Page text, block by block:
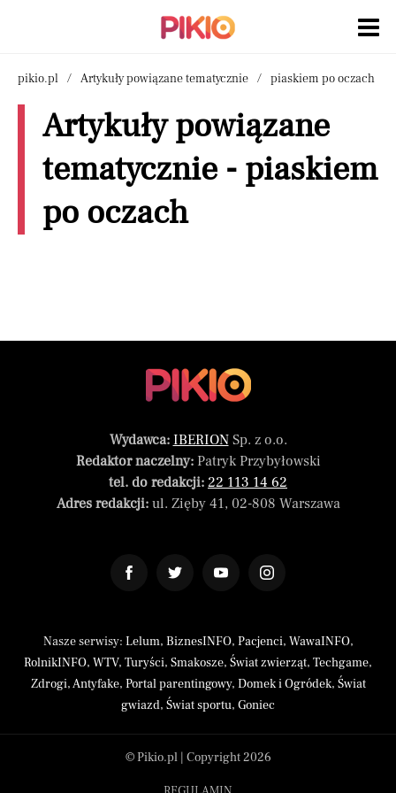
pikio.pl Artykuły powiązane tematycznie piaskiem po oczach
Artykuły powiązane
tematycznie - piaskiem
po oczach
Wydawca: IBERIONSp. z o.o.
Redaktor naczelny:Patryk Przybyłowski
tel. do redakcji: 22 113 14 62
Adres redakcji:ul. Zięby 41, 02-808 Warszawa
Nasze serwisy: Lelum, BiznesINFO, Pacjenci, WawaINFO,
RolnikINFO, WTV, Turyści, Smakosze, Świat zwierząt, Techgame,
Zdrogi,Antyfake, Portal parentingowy, Domek i Ogródek, Świat
gwiazd, Świat sportu, Goniec
© Pikio.pl | Copyright 2026